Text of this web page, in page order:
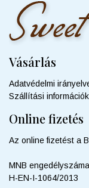
Vásárlás
Adatvédelmi
Szállítási információk
Online fizetés
Az online fizetést a
MNB
H-EN-I-1064/2013